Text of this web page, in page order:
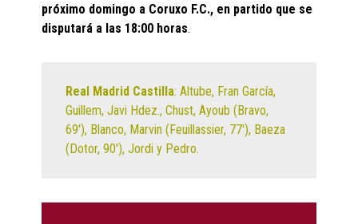
próximo domingo a Coruxo F.C., en partido que se
disputará a las 18:00 horas.
Real Madrid Castilla: Altube, Fran García,
Guillem, Javi Hdez., Chust, Ayoub (Bravo,
69′), Blanco, Marvin (Feuillassier, 77′), Baeza
(Dotor, 90′), Jordi y Pedro.